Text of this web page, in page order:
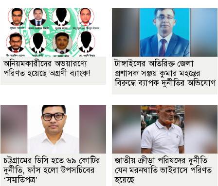
অনিয়মকারীদের অভয়ারণ্যে
পরিণত হয়েছে অগ্রণী ব্যাংক!
টাঙ্গাইলের অতিরিক্ত জেলা
প্রশাসক সঞ্জয় কুমার মহন্তের
বিরুদ্ধে ব্যাপক দুর্নীতির অভিযোগ
চট্টগ্রামের ডিসি হতে ৬৯ কোটির
দুর্নীতি, ফাঁস হলো উপসচিবের
‘সম্মতিপত্র’
জাতীয় ক্রীড়া পরিষদের দুর্নীতি
যেন মরনঘাতি ভাইরাসে পরিণত
হয়েছে